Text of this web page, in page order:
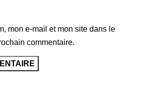
mon e-mail et mon site dans le
commentaire.